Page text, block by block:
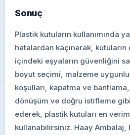
Sonuç
Plastik kutuların kullanımında
hatalardan kaçınarak,
içindeki eşyaların güvenliğini
boyut seçimi, malzeme
koşulları, kapatma ve
dönüşüm ve doğru istifleme
ederek, plastik kutuları en
kullanabilirsiniz. Haay